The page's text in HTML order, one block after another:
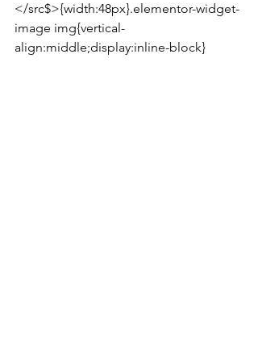
</src$>{width:48px}.elementor-widget-
image img{vertical-
align:middle;display:inline-block}